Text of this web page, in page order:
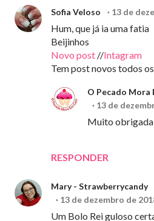
Sofia Veloso 13 de
Hum, que já ia uma fatia
Beijinhos
Novo post //Intagram
Tem post novos todos
RESPONDER
O Pecado Mora
13 de
Muito
Mary - Strawberrycandy
13 de dezembro de
Um Bolo Rei guloso